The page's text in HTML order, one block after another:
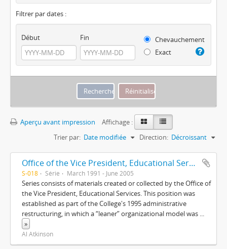
Filtrer par dates :
Début Fin
Chevauchement
Exact
Aperçu avant impression
Affichage :
Trier par: Date modifiée Direction: Décroissant
Office of the Vice President, Educational Services
S-018 Série March 1991 - June 2005
Series consists of materials created or collected by the Office of
the Vice President, Educational Services. This position was
established as part of the College's 1995 administrative
restructuring, in which a “leaner” organizational model was ...
»
Al Atkinson